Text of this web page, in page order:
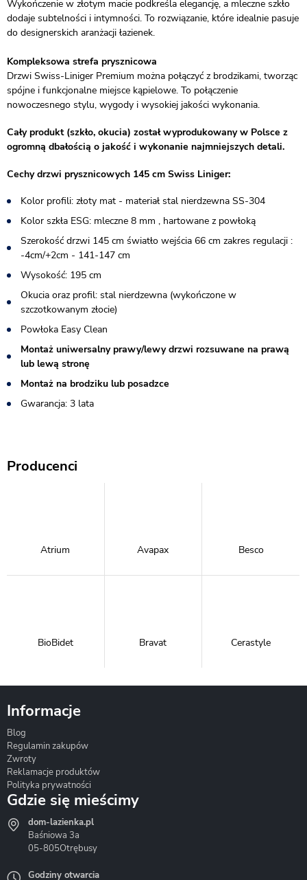
Wykończenie w złotym macie podkreśla elegancję, a mleczne szkło
dodaje subtelności i intymności. To rozwiązanie, które idealnie pasuje
do designerskich aranżacji łazienek.
Kompleksowa strefa prysznicowa
Drzwi Swiss-Liniger Premium można połączyć z brodzikami, tworząc
spójne i funkcjonalne miejsce kąpielowe. To połączenie
nowoczesnego stylu, wygody i wysokiej jakości wykonania.
Cały produkt (szkło, okucia) został wyprodukowany w Polsce z
ogromną dbałością o jakość i wykonanie najmniejszych detali.
Cechy drzwi prysznicowych 145 cm Swiss Liniger:
Kolor profili: złoty mat - materiał stal nierdzewna SS-304
Kolor szkła ESG: mleczne 8 mm , hartowane z powłoką
Szerokość drzwi 145 cm światło wejścia 66 cm zakres regulacji :
-4cm/+2cm - 141-147 cm
Wysokość: 195 cm
Okucia oraz profil: stal nierdzewna (wykończone w
szczotkowanym złocie)
Powłoka Easy Clean
Montaż uniwersalny prawy/lewy drzwi rozsuwane na prawą
lub lewą stronę
Montaż na brodziku lub posadzce
Gwarancja: 3 lata
Producenci
Atrium Avapax Besco
BioBidet Bravat Cerastyle
Hydrostop
Informacje
Blog
Regulamin zakupów
Zwroty
Reklamacje produktów
Polityka prywatności
Gdzie się mieścimy
dom-lazienka.pl
Baśniowa 3a
05-805Otrębusy
Godziny otwarcia